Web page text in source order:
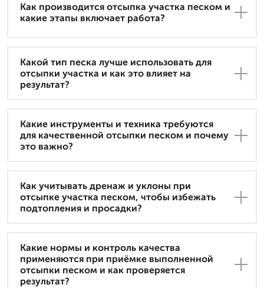
Как производится отсыпка участка песком и
какие этапы включает работа?
Какой тип песка лучше использовать для
отсыпки участка и как это влияет на
результат?
Какие инструменты и техника требуются
для качественной отсыпки песком и почему
это важно?
Как учитывать дренаж и уклоны при
отсыпке участка песком, чтобы избежать
подтопления и просадки?
Какие нормы и контроль качества
применяются при приёмке выполненной
отсыпки песком и как проверяется
результат?